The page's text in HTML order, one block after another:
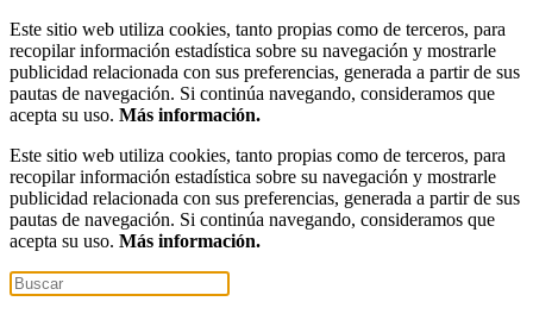
Este sitio web utiliza cookies, tanto propias como de terceros, para
recopilar información estadística sobre su navegación y mostrarle
publicidad relacionada con sus preferencias, generada a partir de sus
pautas de navegación. Si continúa navegando, consideramos que
acepta su uso. Más información.
Este sitio web utiliza cookies, tanto propias como de terceros, para
recopilar información estadística sobre su navegación y mostrarle
publicidad relacionada con sus preferencias, generada a partir de sus
pautas de navegación. Si continúa navegando, consideramos que
acepta su uso. Más información.